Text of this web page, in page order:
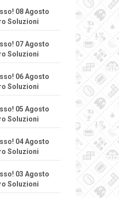
08 Agosto
Soluzioni
07 Agosto
Soluzioni
06 Agosto
Soluzioni
05 Agosto
Soluzioni
04 Agosto
Soluzioni
03 Agosto
Soluzioni